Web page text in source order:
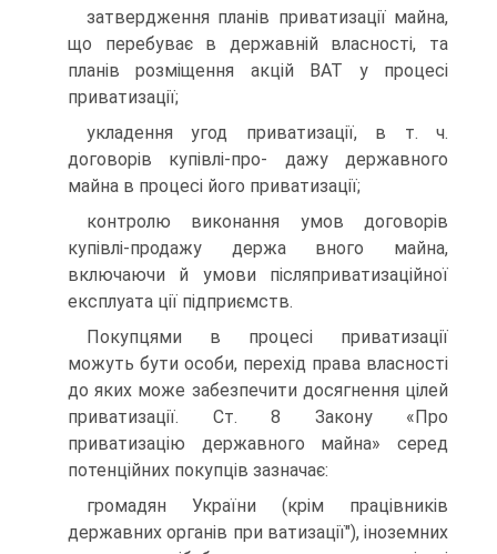
затвердження планів приватизації майна,
що перебуває в державній власності, та
планів розміщення акцій ВАТ у процесі
приватизації;
укладення угод приватизації, в т. ч.
договорів купівлі-про- дажу державного
майна в процесі його приватизації;
контролю виконання умов договорів
купівлі-продажу держа вного майна,
включаючи й умови післяприватизаційної
експлуата ції підприємств.
Покупцями в процесі приватизації
можуть бути особи, перехід права власності
до яких може забезпечити досягнення цілей
приватизації. Ст. 8 Закону «Про
приватизацію державного майна» серед
потенційних покупців зазначає:
громадян України (крім працівників
державних органів при ватизації"), іноземних